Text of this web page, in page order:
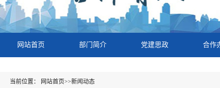
网站首页 部门简介 党建思政 合作
当前位置： 网站首页>>新闻动态